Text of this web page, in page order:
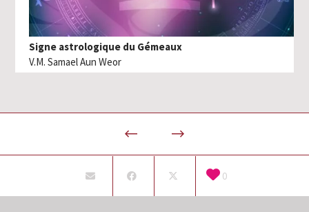
Signe astrologique du Gémeaux
V.M. Samael Aun Weor
0